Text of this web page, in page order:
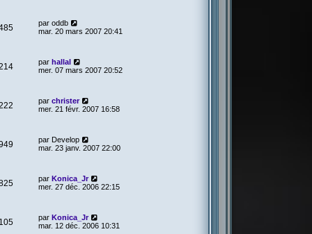
par oddb
mar. 20 mars 2007 20:41
par hallal
mer. 07 mars 2007 20:52
par christer
mer. 21 févr. 2007 16:58
par Develop
mar. 23 janv. 2007 22:00
par Konica_Jr
mer. 27 déc. 2006 22:15
par Konica_Jr
mar. 12 déc. 2006 10:31